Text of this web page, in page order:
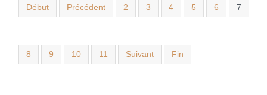
Début Précédent 2 3 4 5 6 7
8 9 10 11 Suivant Fin